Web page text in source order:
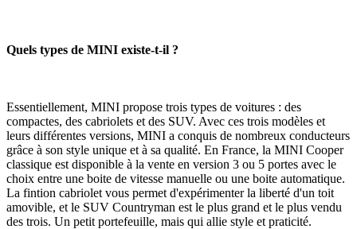
Quels types de MINI existe-t-il ?
Essentiellement, MINI propose trois types de voitures : des
compactes, des cabriolets et des SUV. Avec ces trois modèles et
leurs différentes versions, MINI a conquis de nombreux conducteurs
grâce à son style unique et à sa qualité. En France, la MINI Cooper
classique est disponible à la vente en version 3 ou 5 portes avec le
choix entre une boite de vitesse manuelle ou une boite automatique.
La fintion cabriolet vous permet d'expérimenter la liberté d'un toit
amovible, et le SUV Countryman est le plus grand et le plus vendu
des trois. Un petit portefeuille, mais qui allie style et praticité.